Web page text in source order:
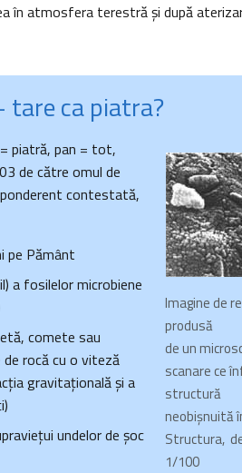
în atmosfera terestră și după
tare ca piatra?
Imagine de
produsă
de un
scanare ce
structură
neobișnuită
Structura,
1/100
piatră, pan = tot,
de către omul de
contestată,
pe Pământ
a fosilelor microbiene
comete sau
rocă cu o viteză
gravitațională și a
undelor de șoc